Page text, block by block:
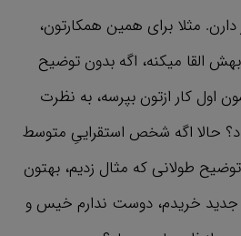
مثلا برای همین همکارتون،
القا میکنه، اگه بدون توضیح
اول کار ازتون بپرسه، به نظرت
حالا اگه شخص استقراییِ متوسط
طولانی که مثال زدیم، بهتون
خریدم، دوست ندارم خیس و